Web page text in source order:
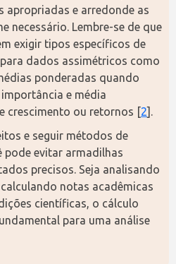
apropriadas e arredonde as
necessário. Lembre-se de que
exigir tipos específicos de
dados assimétricos como
ponderadas quando
e média
crescimento ou retornos [2].
e seguir métodos de
pode evitar armadilhas
precisos. Seja analisando
notas acadêmicas
científicas, o cálculo
para uma análise